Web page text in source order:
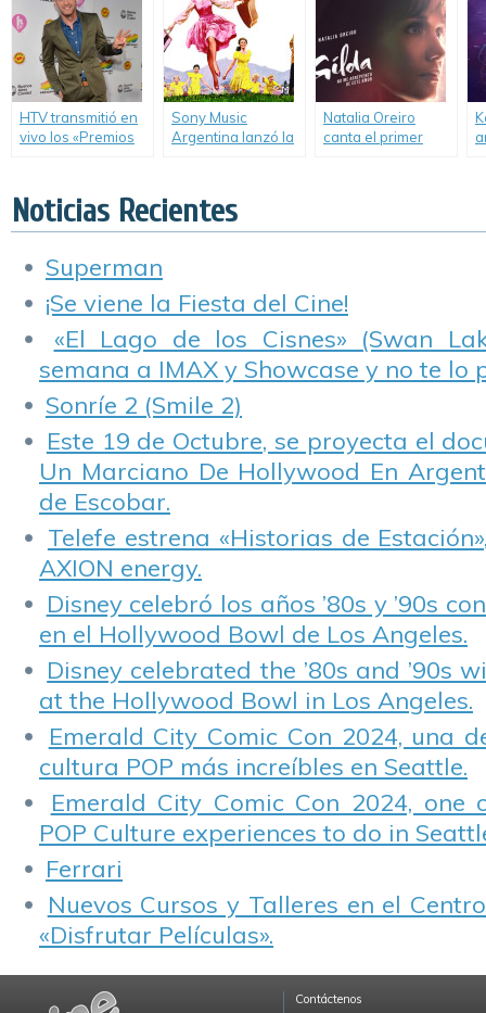
HTV transmitió en
vivo los «Premios
Sony Music
Argentina lanzó la
de «La Novicia
Rebelde».
Natalia Oreiro
canta el primer
Noticias Recientes
Superman
¡Se viene la Fiesta del Cine!
«El Lago de los Cisnes» (Swan
semana a IMAX y Showcase y no te lo
Sonríe 2 (Smile 2)
Este 19 de Octubre, se proyecta el
Un Marciano De Hollywood En
de Escobar.
Telefe estrena «Historias de
AXION energy.
Disney celebró los años ’80s y ’90s
en el Hollywood Bowl de Los Angeles.
Disney celebrated the ’80s and ’90s
at the Hollywood Bowl in Los Angeles.
Emerald City Comic Con 2024, una
cultura POP más increíbles en Seattle.
Emerald City Comic Con 2024,
POP Culture experiences to do in
Ferrari
Nuevos Cursos y Talleres en el
«Disfrutar Películas».
Contáctenos